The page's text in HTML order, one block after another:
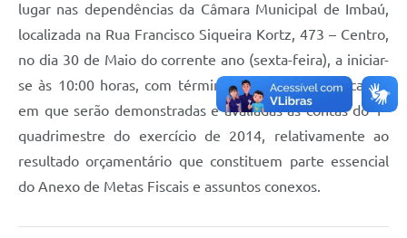
lugar nas dependências da Câmara Municipal de Imbaú,
localizada na Rua Francisco Siqueira Kortz, 473 – Centro,
no dia 30 de Maio do corrente ano (sexta-feira), a iniciar-
se às 10:00 horas, com término às 11:00 horas, ocasião
em que serão demonstradas e avaliadas as contas do 1º
quadrimestre do exercício de 2014, relativamente ao
resultado orçamentário que constituem parte essencial
do Anexo de Metas Fiscais e assuntos conexos.